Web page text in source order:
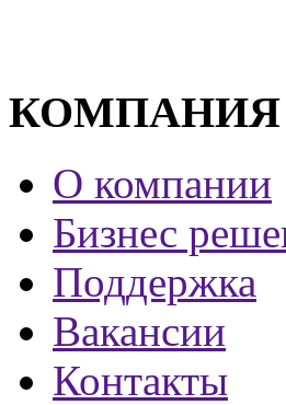
КОМПАНИЯ
О компании
Бизнес
Поддержка
Вакансии
Контакты